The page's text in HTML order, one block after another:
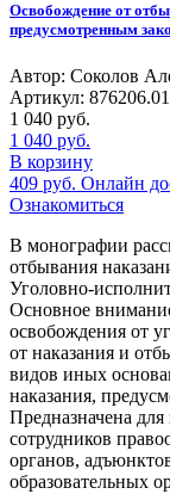
Освобождение от
предусмотренным
Автор: Соколов
Артикул:
1 040 руб.
1 040 руб.
В корзину
409 руб. Онлайн
Ознакомиться
В монографии
отбывания
Уголовно-
Основное
освобождения от
от наказания и
видов иных
наказания,
Предназначена
сотрудников
органов,
образовательных